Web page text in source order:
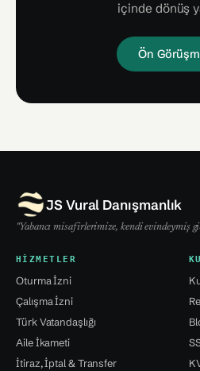
içinde dönüş
Ön
JS Vural Danışmanlık
"Yabancı misafirlerimize, kendi evindeymiş
HIZMETLER
Oturma İzni
Çalışma İzni
Türk Vatandaşlığı
Aile İkameti
İtiraz, İptal & Transfer